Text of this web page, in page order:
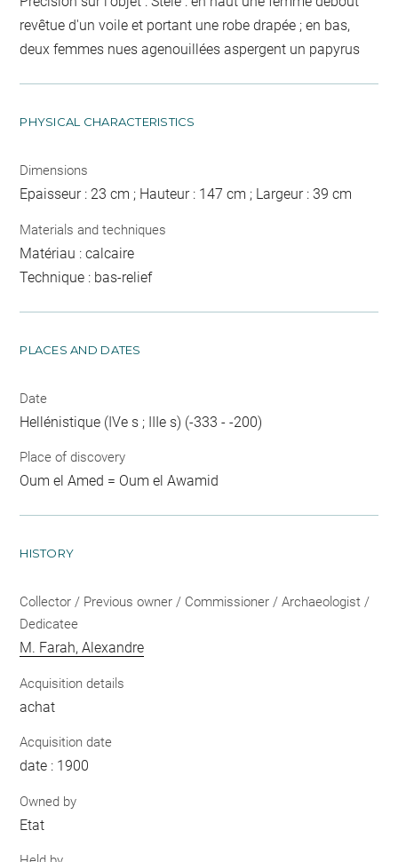
revêtue d'un voile et portant une robe drapée ; en bas,
deux femmes nues agenouillées aspergent un papyrus
PHYSICAL CHARACTERISTICS
Dimensions
Epaisseur : 23 cm ; Hauteur : 147 cm ; Largeur : 39 cm
Materials and techniques
Matériau : calcaire
Technique : bas-relief
PLACES AND DATES
Date
Hellénistique (IVe s ; IIIe s) (-333 - -200)
Place of discovery
Oum el Amed = Oum el Awamid
HISTORY
Collector / Previous owner / Commissioner / Archaeologist /
Dedicatee
M. Farah, Alexandre
Acquisition details
achat
Acquisition date
date : 1900
Owned by
Etat